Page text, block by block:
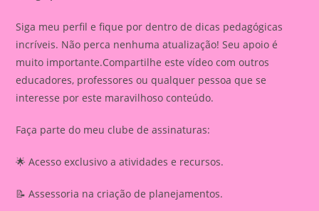
Siga meu perfil e fique por dentro de dicas pedagógicas
incríveis. Não perca nenhuma atualização! Seu apoio é
muito importante.Compartilhe este vídeo com outros
educadores, professores ou qualquer pessoa que se
interesse por este maravilhoso conteúdo.
Faça parte do meu clube de assinaturas:
🌟 Acesso exclusivo a atividades e recursos.
📝 Assessoria na criação de planejamentos.